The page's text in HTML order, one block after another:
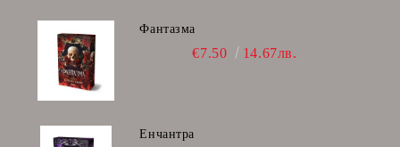
Фантазма
€7.50 14.67лв.
Енчантра